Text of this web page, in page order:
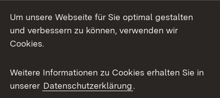
Facebook
X / Twitter
Youtube
Um unsere Webseite für Sie optimal gestalten
und verbessern zu können, verwenden wir
Cookies.
Weitere Informationen zu Cookies erhalten Sie in
unserer Datenschutzerklärung.